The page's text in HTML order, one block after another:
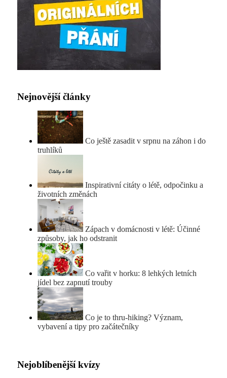
Nejnovější články
Co ještě zasadit v srpnu na záhon i do
truhlíků
Inspirativní citáty o létě, odpočinku a
životních změnách
Zápach v domácnosti v létě: Účinné
způsoby, jak ho odstranit
Co vařit v horku: 8 lehkých letních
jídel bez zapnutí trouby
Co je to thru-hiking? Význam,
vybavení a tipy pro začátečníky
Nejoblíbenější kvízy